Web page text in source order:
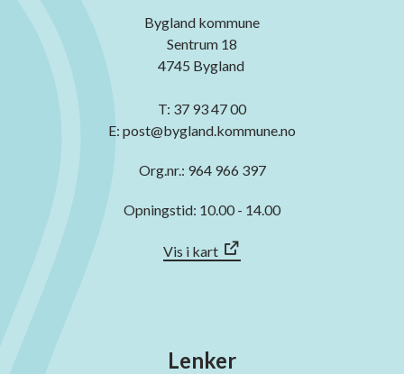
Bygland kommune
Sentrum 18
4745 Bygland
T: 37 93 47 00
E: post@bygland.kommune.no
Org.nr.: 964 966 397
Opningstid: 10.00 - 14.00
Vis i kart
Lenker